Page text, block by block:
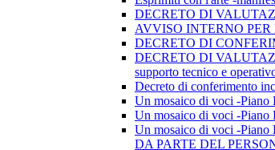
DECRETO DI
AVVISO INTERNO
DECRETO DI
DECRETO DI
supporto tecnico e
Decreto di conferimento
Un mosaico di voci -Piano
Un mosaico di voci -Piano
Un mosaico di voci -
DA PARTE DEL